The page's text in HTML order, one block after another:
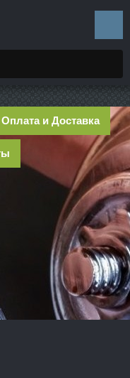
Оплата и Доставка